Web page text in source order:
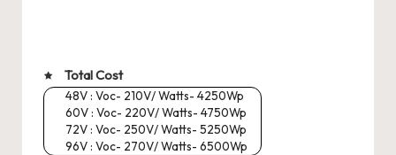
Total Cost
48V : Voc- 210V/ Watts- 4250Wp
60V : Voc- 220V/ Watts- 4750Wp
72V : Voc- 250V/ Watts- 5250Wp
96V : Voc- 270V/ Watts- 6500Wp